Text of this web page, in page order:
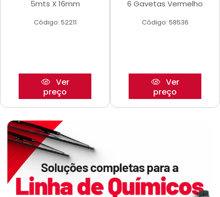
5mts X 16mm
Código: 52211
Ver
preço
6 Gavetas Vermelho
Código: 58536
Ver
preço